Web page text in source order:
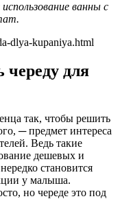
ванны с
dlya-kupaniya.html
череду для
так, чтобы решить
─ предмет интереса
Ведь такие
дешевых и
становится
у малыша.
но череде это под